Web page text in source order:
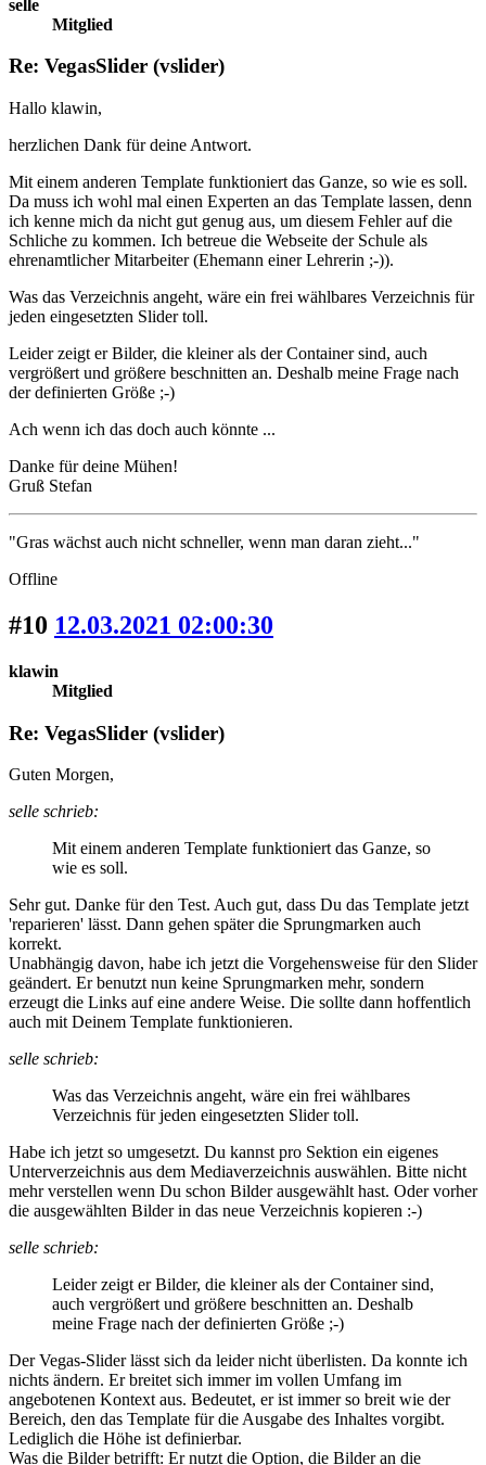
selle
Mitglied
Re: VegasSlider (vslider)
Hallo klawin,
herzlichen Dank für deine Antwort.
Mit einem anderen Template funktioniert das Ganze, so wie es soll.
Da muss ich wohl mal einen Experten an das Template lassen, denn
ich kenne mich da nicht gut genug aus, um diesem Fehler auf die
Schliche zu kommen. Ich betreue die Webseite der Schule als
ehrenamtlicher Mitarbeiter (Ehemann einer Lehrerin ;-)).
Was das Verzeichnis angeht, wäre ein frei wählbares Verzeichnis für
jeden eingesetzten Slider toll.
Leider zeigt er Bilder, die kleiner als der Container sind, auch
vergrößert und größere beschnitten an. Deshalb meine Frage nach
der definierten Größe ;-)
Ach wenn ich das doch auch könnte ...
Danke für deine Mühen!
Gruß Stefan
"Gras wächst auch nicht schneller, wenn man daran zieht..."
Offline
#10 12.03.2021 02:00:30
klawin
Mitglied
Re: VegasSlider (vslider)
Guten Morgen,
selle schrieb:
Mit einem anderen Template funktioniert das Ganze, so
wie es soll.
Sehr gut. Danke für den Test. Auch gut, dass Du das Template jetzt
'reparieren' lässt. Dann gehen später die Sprungmarken auch
korrekt.
Unabhängig davon, habe ich jetzt die Vorgehensweise für den Slider
geändert. Er benutzt nun keine Sprungmarken mehr, sondern
erzeugt die Links auf eine andere Weise. Die sollte dann hoffentlich
auch mit Deinem Template funktionieren.
selle schrieb:
Was das Verzeichnis angeht, wäre ein frei wählbares
Verzeichnis für jeden eingesetzten Slider toll.
Habe ich jetzt so umgesetzt. Du kannst pro Sektion ein eigenes
Unterverzeichnis aus dem Mediaverzeichnis auswählen. Bitte nicht
mehr verstellen wenn Du schon Bilder ausgewählt hast. Oder vorher
die ausgewählten Bilder in das neue Verzeichnis kopieren :-)
selle schrieb:
Leider zeigt er Bilder, die kleiner als der Container sind,
auch vergrößert und größere beschnitten an. Deshalb
meine Frage nach der definierten Größe ;-)
Der Vegas-Slider lässt sich da leider nicht überlisten. Da konnte ich
nichts ändern. Er breitet sich immer im vollen Umfang im
angebotenen Kontext aus. Bedeutet, er ist immer so breit wie der
Bereich, den das Template für die Ausgabe des Inhaltes vorgibt.
Lediglich die Höhe ist definierbar.
Was die Bilder betrifft: Er nutzt die Option, die Bilder an die